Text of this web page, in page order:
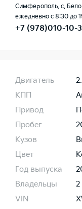
Симферополь, с.
ежедневно с 8:30 до
+7 (978)010-10-
Двигатель
КПП
Привод
Пробег
Кузов
Цвет
Год выпуска
Владельцы
2
VIN